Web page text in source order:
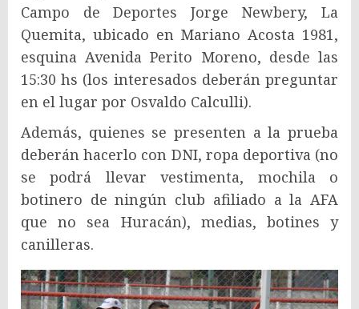
Campo de Deportes Jorge Newbery, La
Quemita, ubicado en Mariano Acosta 1981,
esquina Avenida Perito Moreno, desde las
15:30 hs (los interesados deberán preguntar
en el lugar por Osvaldo Calculli).
Además, quienes se presenten a la prueba
deberán hacerlo con DNI, ropa deportiva (no
se podrá llevar vestimenta, mochila o
botinero de ningún club afiliado a la AFA
que no sea Huracán), medias, botines y
canilleras.